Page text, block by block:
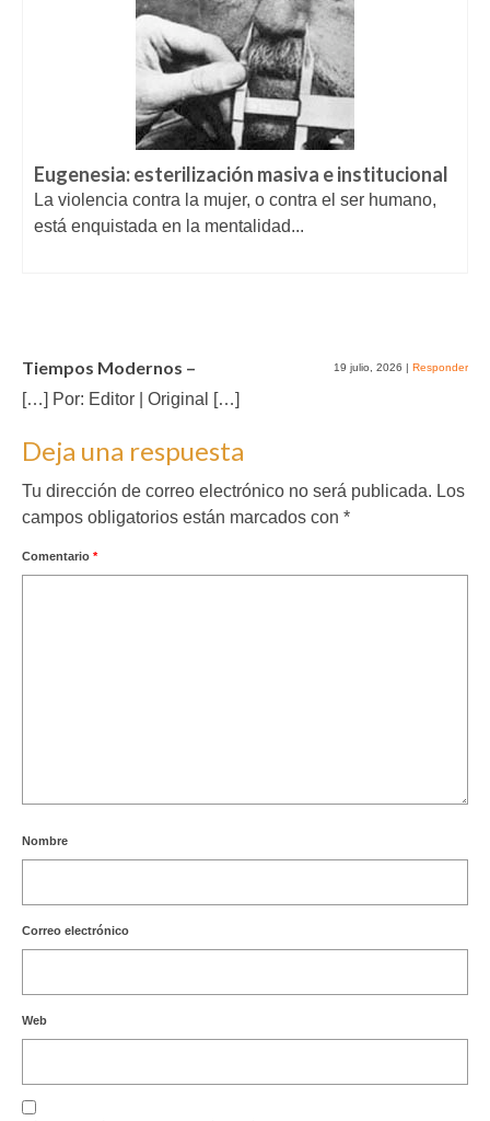
Eugenesia: esterilización masiva e institucional
La violencia contra la mujer, o contra el ser humano,
está enquistada en la mentalidad...
Tiempos Modernos – 19 julio, 2026 | Responder
[…] Por: Editor | Original […]
Deja una respuesta
Tu dirección de correo electrónico no será publicada. Los
campos obligatorios están marcados con *
Comentario *
Nombre
Correo electrónico
Web